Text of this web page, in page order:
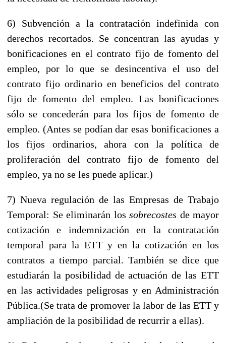
6) Subvención a la contratación indefinida con
derechos recortados. Se concentran las ayudas y
bonificaciones en el contrato fijo de fomento del
empleo, por lo que se desincentiva el uso del
contrato fijo ordinario en beneficios del contrato
fijo de fomento del empleo. Las bonificaciones
sólo se concederán para los fijos de fomento de
empleo. (Antes se podían dar esas bonificaciones a
los fijos ordinarios, ahora con la política de
proliferación del contrato fijo de fomento del
empleo, ya no se les puede aplicar.)
7) Nueva regulación de las Empresas de Trabajo
Temporal: Se eliminarán los sobrecostes de mayor
cotización e indemnización en la contratación
temporal para la ETT y en la cotización en los
contratos a tiempo parcial. También se dice que
estudiarán la posibilidad de actuación de las ETT
en las actividades peligrosas y en Administración
Pública.(Se trata de promover la labor de las ETT y
ampliación de la posibilidad de recurrir a ellas).